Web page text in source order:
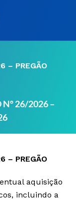
– PREGÃO
Nº 26/2026 –
– PREGÃO
aquisição
incluindo a